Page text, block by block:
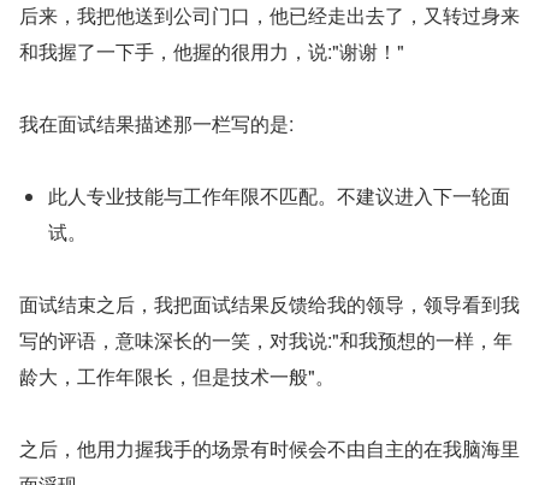
后来，我把他送到公司门口，他已经走出去了，又转过身来
和我握了一下手，他握的很用力，说:"谢谢！"
我在面试结果描述那一栏写的是:
此人专业技能与工作年限不匹配。不建议进入下一轮面
试。
面试结束之后，我把面试结果反馈给我的领导，领导看到我
写的评语，意味深长的一笑，对我说:"和我预想的一样，年
龄大，工作年限长，但是技术一般"。
之后，他用力握我手的场景有时候会不由自主的在我脑海里